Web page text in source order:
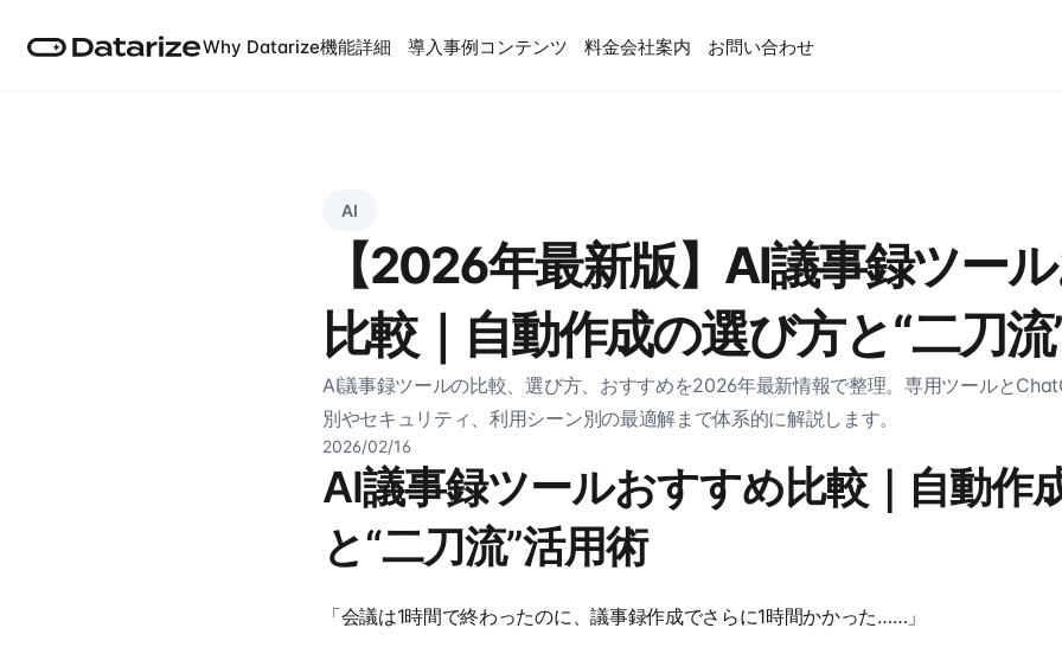
Why Datarize機能詳細 導入事例コンテンツ 料金会社案内 お問い合わせ
AI
【2026年最新版】AI議事録ツー
比較｜自動作成の選び方と“二刀
AI議事録ツールの比較、選び方、おすすめを2026年最新情報で整理。専用ツールと
別やセキュリティ、利用シーン別の最適解まで体系的に解説します。
2026/02/16
AI議事録ツールおすすめ比較｜自動作
と“二刀流”活用術
「会議は1時間で終わったのに、議事録作成でさらに1時間かかった……」